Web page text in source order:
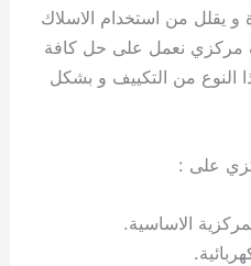
و يقلل من استخدام الاسلاك
مركزي نعمل على حل كافة
النوع من التكييف و بشكل
على :
الاساسية.